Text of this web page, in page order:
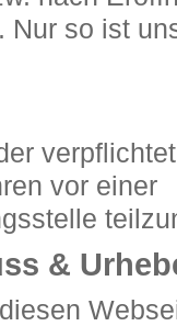
Nur so ist
vor einer
&